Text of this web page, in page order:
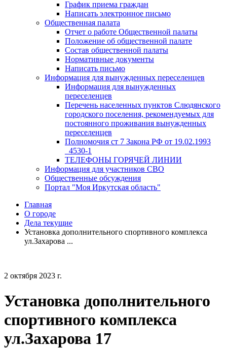
График приема граждан
Написать электронное письмо
Общественная палата
Отчет о работе Общественной палаты
Положение об общественной палате
Состав общественной палаты
Нормативные документы
Написать письмо
Информация для вынужденных переселенцев
Информация для вынужденных
переселенцев
Перечень населенных пунктов Слюдянского
городского поселения, рекомендуемых для
постоянного проживания вынужденных
переселенцев
Полномочия ст 7 Закона РФ от 19.02.1993
_4530-1
ТЕЛЕФОНЫ ГОРЯЧЕЙ ЛИНИИ
Информация для участников СВО
Общественные обсуждения
Портал "Моя Иркутская область"
Главная
О городе
Дела текущие
Установка дополнительного спортивного комплекса
ул.Захарова ...
2 октября 2023 г.
Установка дополнительного
спортивного комплекса
ул.Захарова 17